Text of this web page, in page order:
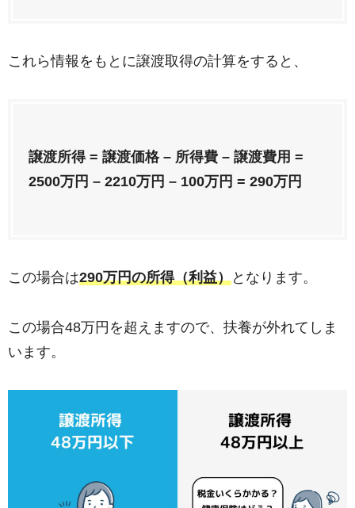
これら情報をもとに譲渡取得の計算をすると、
譲渡所得 = 譲渡価格 – 所得費 – 譲渡費用 =
2500万円 – 2210万円 – 100万円 = 290万円
この場合は290万円の所得（利益）となります。
この場合48万円を超えますので、扶養が外れてしま
います。